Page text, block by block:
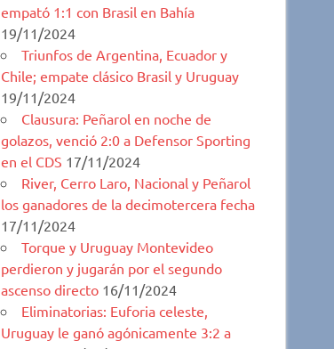
empató 1:1 con Brasil en Bahía
19/11/2024
Triunfos de Argentina, Ecuador y
Chile; empate clásico Brasil y Uruguay
19/11/2024
Clausura: Peñarol en noche de
golazos, venció 2:0 a Defensor Sporting
en el CDS 17/11/2024
River, Cerro Laro, Nacional y Peñarol
los ganadores de la decimotercera fecha
17/11/2024
Torque y Uruguay Montevideo
perdieron y jugarán por el segundo
ascenso directo 16/11/2024
Eliminatorias: Euforia celeste,
Uruguay le ganó agónicamente 3:2 a